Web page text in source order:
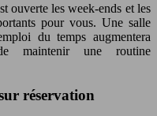
ouverte les week-ends et les
pour vous. Une salle
du temps augmentera
maintenir une routine
réservation